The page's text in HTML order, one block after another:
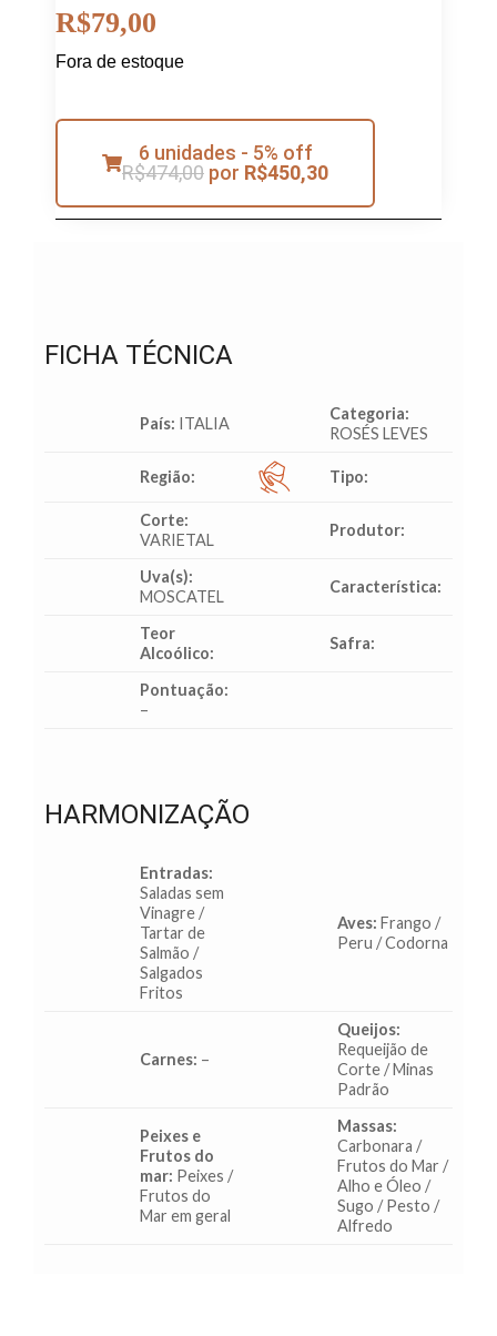
R$79,00
Fora de estoque
6 unidades - 5% off
R$474,00 por R$450,30
FICHA TÉCNICA
País: ITALIA
Categoria:
ROSÉS LEVES
Região: Tipo:
Corte:
VARIETAL
Produtor:
Uva(s):
MOSCATEL
Característica:
Teor
Alcoólico:
Safra:
Pontuação:
–
HARMONIZAÇÃO
Entradas:
Saladas sem
Vinagre /
Tartar de
Salmão /
Salgados
Fritos
Aves: Frango /
Peru / Codorna
Carnes: –
Queijos:
Requeijão de
Corte / Minas
Padrão
Peixes e
Frutos do
mar: Peixes /
Frutos do
Mar em geral
Massas:
Carbonara /
Frutos do Mar /
Alho e Óleo /
Sugo / Pesto /
Alfredo